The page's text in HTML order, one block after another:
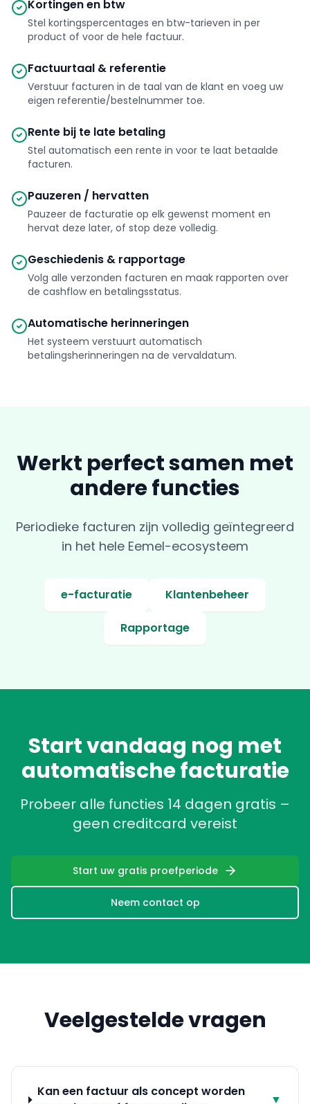
Kortingen en btw
Stel kortingspercentages en btw-tarieven in per
product of voor de hele factuur.
Factuurtaal & referentie
Verstuur facturen in de taal van de klant en voeg uw
eigen referentie/bestelnummer toe.
Rente bij te late betaling
Stel automatisch een rente in voor te laat betaalde
facturen.
Pauzeren / hervatten
Pauzeer de facturatie op elk gewenst moment en
hervat deze later, of stop deze volledig.
Geschiedenis & rapportage
Volg alle verzonden facturen en maak rapporten over
de cashflow en betalingsstatus.
Automatische herinneringen
Het systeem verstuurt automatisch
betalingsherinneringen na de vervaldatum.
Werkt perfect samen met
andere functies
Periodieke facturen zijn volledig geïntegreerd
in het hele Eemel-ecosysteem
e-facturatie Klantenbeheer
Rapportage
Start vandaag nog met
automatische facturatie
Probeer alle functies 14 dagen gratis –
geen creditcard vereist
Start uw gratis proefperiode
Neem contact op
Veelgestelde vragen
Kan een factuur als concept worden
▼